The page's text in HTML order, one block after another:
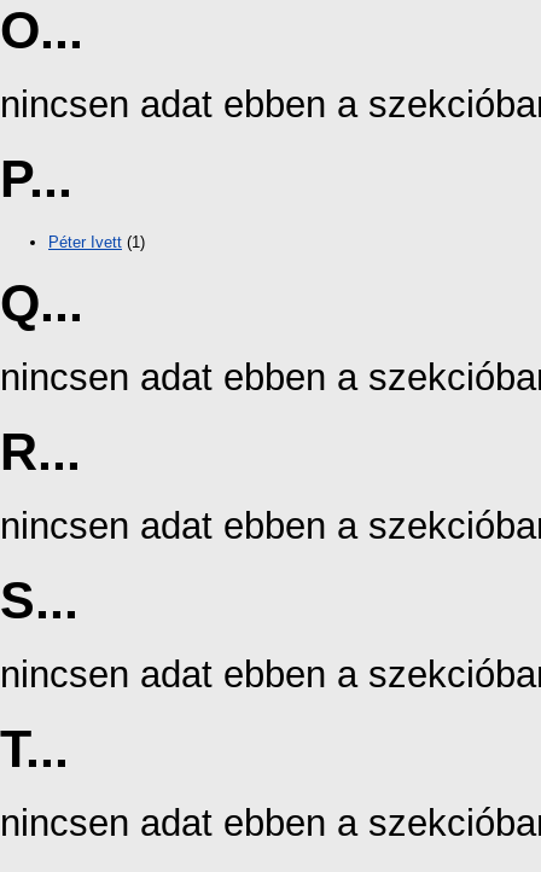
O...
nincsen adat ebben a
P...
Péter Ivett (1)
Q...
nincsen adat ebben a
R...
nincsen adat ebben a
S...
nincsen adat ebben a
T...
nincsen adat ebben a